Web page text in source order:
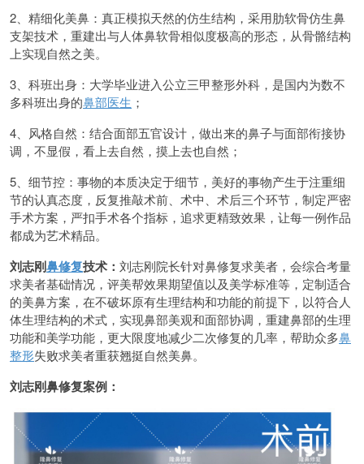
2、精细化美鼻：真正模拟天然的仿生结构，采用肋软骨仿生鼻
支架技术，重建出与人体鼻软骨相似度极高的形态，从骨骼结构
上实现自然之美。
3、科班出身：大学毕业进入公立三甲整形外科，是国内为数不
多科班出身的鼻部医生 ；
4、风格自然：结合面部五官设计，做出来的鼻子与面部衔接协
调，不显假，看上去自然，摸上去也自然；
5、细节控：事物的本质决定于细节，美好的事物产生于注重细
节的认真态度，反复推敲术前、术中、术后三个环节，制定严密
手术方案，严扣手术各个指标，追求更精致效果，让每一例作品
都成为艺术精品。
刘志刚鼻修复技术： 刘志刚院长针对鼻修复求美者，会综合考量
求美者基础情况，评美帮效果期望值以及美学标准等，定制适合
的美鼻方案，在不破坏原有生理结构和功能的前提下，以符合人
体生理结构的术式，实现鼻部美观和面部协调，重建鼻部的生理
功能和美学功能，更大限度地减少二次修复的几率，帮助众多鼻
整形失败求美者重获翘挺自然美鼻。
刘志刚鼻修复案例：